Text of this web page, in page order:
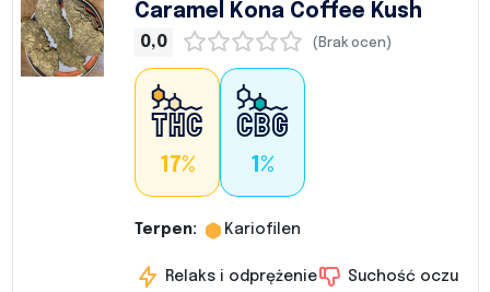
Caramel Kona Coffee Kush
0,0 (Brak ocen)
17% 1%
Terpen: Kariofilen
Relaks i odprężenie
Suchość oczu